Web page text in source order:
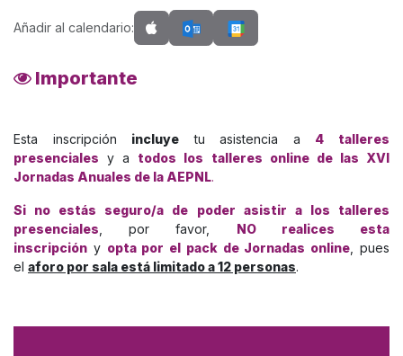
Añadir al calendario:
Importante
Esta inscripción incluye tu asistencia a 4 talleres
presenciales y a todos los talleres online de las XVI
Jornadas Anuales de la AEPNL.
Si no estás seguro/a de poder asistir a los talleres
presenciales , por favor, NO realices esta
inscripción y opta por el pack de Jornadas online , pues
el aforo por sala está limitado a 12 personas.